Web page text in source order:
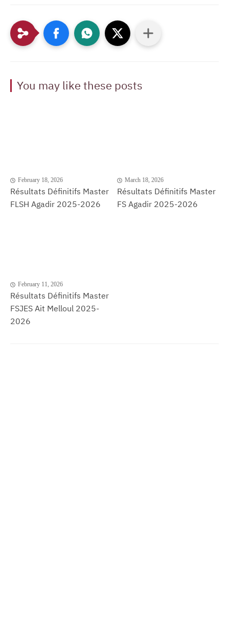
You may like these posts
February 18, 2026
Résultats Définitifs Master
FLSH Agadir 2025-2026
March 18, 2026
Résultats Définitifs Master
FS Agadir 2025-2026
February 11, 2026
Résultats Définitifs Master
FSJES Ait Melloul 2025-
2026